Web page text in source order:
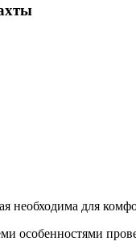
необходима для
особенностями